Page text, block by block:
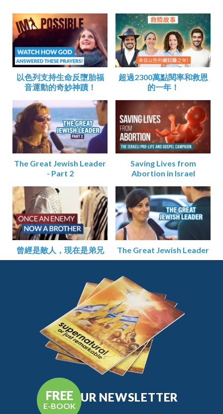
以色列支持生命反墮胎福
音運動的奇妙神蹟！
超過2300萬點閱率和救恩
的一年！
The Great Jewish Leader
- Part 2
Saving Lives from
Abortion in Israel
曾經是敵人，現在是弟兄 The Great Jewish Leader
FREE
E-BOOK
GET OUR NEWSLETTER